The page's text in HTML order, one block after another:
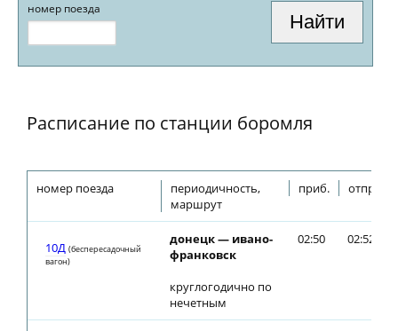
номер поезда
Расписание по станции боромля
номер поезда
периодичность,
маршрут
приб. отпр.
10Д (беспересадочный
вагон)
донецк — ивано-
франковск
круглогодично по
нечетным
02:50 02:52